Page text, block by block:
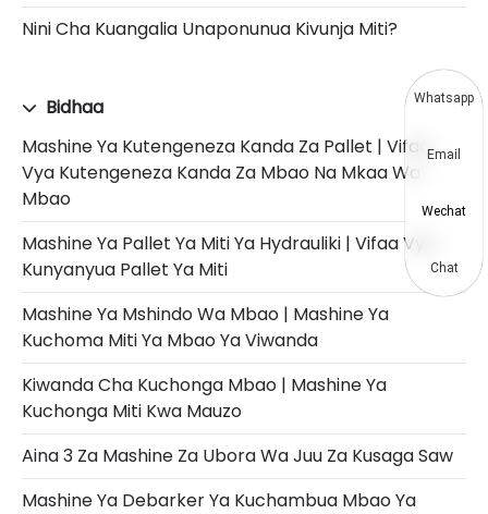
Nini Cha Kuangalia Unaponunua Kivunja Miti?
Bidhaa
Mashine Ya Kutengeneza Kanda Za Pallet | Vifaa
Vya Kutengeneza Kanda Za Mbao Na Mkaa Wa
Mbao
Mashine Ya Pallet Ya Miti Ya Hydrauliki | Vifaa Vya
Kunyanyua Pallet Ya Miti
Mashine Ya Mshindo Wa Mbao | Mashine Ya
Kuchoma Miti Ya Mbao Ya Viwanda
Kiwanda Cha Kuchonga Mbao | Mashine Ya
Kuchonga Miti Kwa Mauzo
Aina 3 Za Mashine Za Ubora Wa Juu Za Kusaga Saw
Mashine Ya Debarker Ya Kuchambua Mbao Ya
Whatsapp
Email
Wechat
Chat